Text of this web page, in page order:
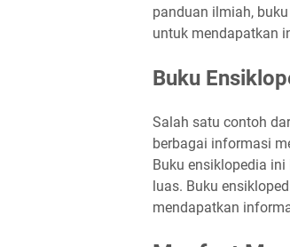
panduan ilmiah,
untuk mendapatkan
Buku
Salah satu contoh
berbagai informasi
Buku ensiklopedia
luas. Buku
mendapatkan